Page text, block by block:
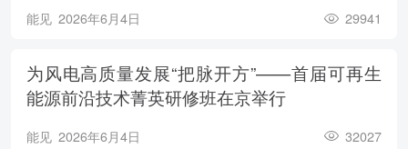
能见 2026年6月4日 29941
为风电高质量发展“把脉开方”——首届可再生
能源前沿技术菁英研修班在京举行
能见 2026年6月4日 32027